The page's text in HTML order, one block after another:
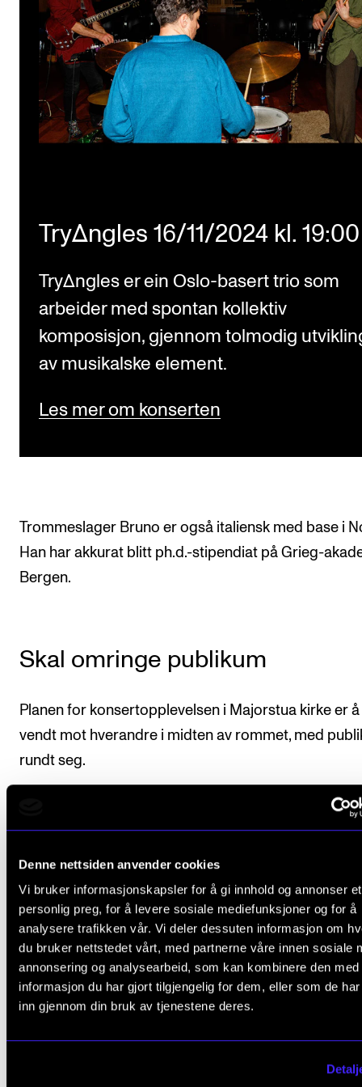
Denne nettsiden anvender cookies
Vi bruker informasjonskapsler for å gi innhold og annonser et
personlig preg, for å levere sosiale mediefunksjoner og for å
analysere trafikken vår. Vi deler dessuten informasjon om
du bruker nettstedet vårt, med partnerne våre innen sosiale
annonsering og analysearbeid, som kan kombinere den med
informasjon du har gjort tilgjengelig for dem, eller som de
inn gjennom din bruk av tjenestene deres.
TryΔngles 16/11/2024 kl. 19:00
TryΔngles er ein Oslo-basert trio som
arbeider med spontan kollektiv
komposisjon, gjennom tolmodig
av musikalske element.
Les mer om konserten
Trommeslager Bruno er også italiensk med base i
Han har akkurat blitt ph.d.-stipendiat på Grieg-
Bergen.
Skal omringe publikum
Planen for konsertopplevelsen i Majorstua kirke er
vendt mot hverandre i midten av rommet, med
rundt seg.
– Siden denne musikken er så rolig og nesten
Elektronisk jazz eller ambient er kanskje ikke det
forbinder med konsert i et kirkerom, men med
musikkens meditative, atmosfæriske stemning, tror
Stefano at lokalet taler til trioens fordel.
– Vi kan bruke klangen i rommet til vår fordel, sier